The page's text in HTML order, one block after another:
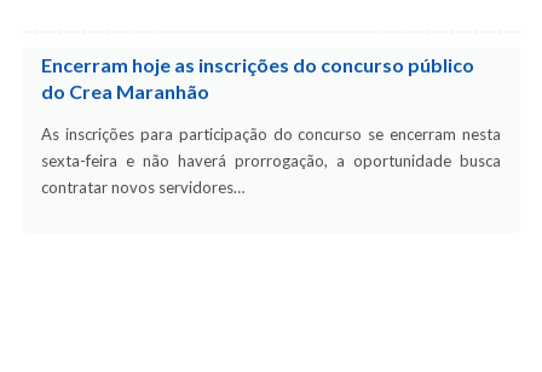
Encerram hoje as inscrições do concurso público
do Crea Maranhão
As inscrições para participação do concurso se encerram nesta
sexta-feira e não haverá prorrogação, a oportunidade busca
contratar novos servidores…